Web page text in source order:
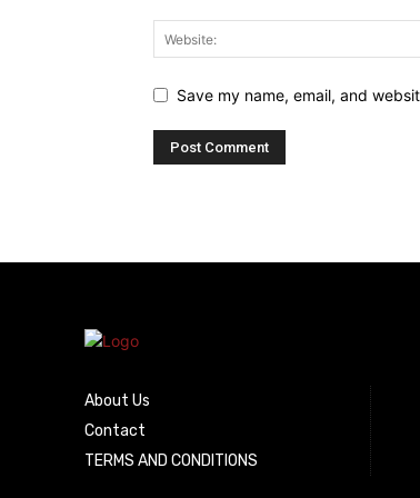
Save my name, email, and
About Us
Contact
TERMS AND CONDITIONS